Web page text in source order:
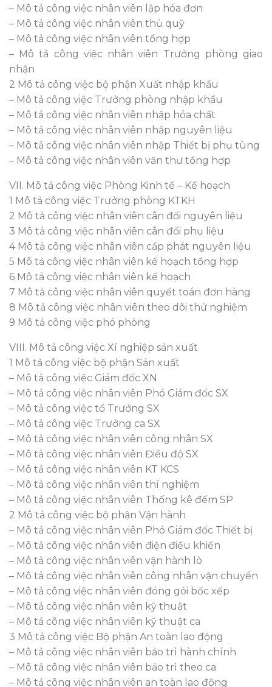
– Mô tả công việc nhân viên lập hóa đơn
– Mô tả công việc nhân viên thủ quỹ
– Mô tả công việc nhân viên tổng hợp
– Mô tả công việc nhân viên Trưởng phòng giao
nhận
2 Mô tả công việc bộ phận Xuất nhập khẩu
– Mô tả công việc Trưởng phòng nhập khẩu
– Mô tả công việc nhân viên nhập hóa chất
– Mô tả công việc nhân viên nhập nguyên liệu
– Mô tả công việc nhân viên nhập Thiết bị phụ tùng
– Mô tả công việc nhân viên văn thư tổng hợp
VII. Mô tả công việc Phòng Kinh tế – Kế hoạch
1 Mô tả công việc Trưởng phòng KTKH
2 Mô tả công việc nhân viên cân đối nguyên liệu
3 Mô tả công việc nhân viên cân đối phụ liệu
4 Mô tả công việc nhân viên cấp phát nguyên liệu
5 Mô tả công việc nhân viên kế hoạch tổng hợp
6 Mô tả công việc nhân viên kế hoạch
7 Mô tả công việc nhân viên quyết toán đơn hàng
8 Mô tả công việc nhân viên theo dõi thử nghiệm
9 Mô tả công việc phó phòng
VIII. Mô tả công việc Xí nghiệp sản xuất
1 Mô tả công việc bộ phận Sản xuất
– Mô tả công việc Giám đốc XN
– Mô tả công việc nhân viên Phó Giám đốc SX
– Mô tả công việc tổ Trưởng SX
– Mô tả công việc Trưởng ca SX
– Mô tả công việc nhân viên công nhân SX
– Mô tả công việc nhân viên Điều độ SX
– Mô tả công việc nhân viên KT KCS
– Mô tả công việc nhân viên thí nghiệm
– Mô tả công việc nhân viên Thống kê đếm SP
2 Mô tả công việc bộ phận Vận hành
– Mô tả công việc nhân viên Phó Giám đốc Thiết bị
– Mô tả công việc nhân viên điện điều khiển
– Mô tả công việc nhân viên vận hành lò
– Mô tả công việc nhân viên công nhân vận chuyển
– Mô tả công việc nhân viên đóng gói bốc xếp
– Mô tả công việc nhân viên kỹ thuật
– Mô tả công việc nhân viên kỹ thuật ca
3 Mô tả công việc Bộ phận An toàn lao động
– Mô tả công việc nhân viên bảo trì hành chính
– Mô tả công việc nhân viên bảo trì theo ca
– Mô tả công việc nhân viên an toàn lao động